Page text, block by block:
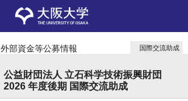
外部資金等公募情報 国際交流助成
公益財団法人 立石科学技術振興財団
2026 年度後期 国際交流助成